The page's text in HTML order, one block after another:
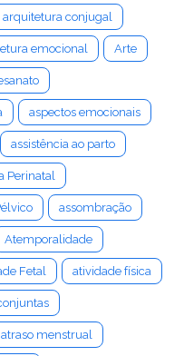
arquitetura conjugal
emocional Arte
aspectos emocionais
assistência ao parto
Perinatal
assombração
Atemporalidade
Fetal atividade física
atraso menstrual